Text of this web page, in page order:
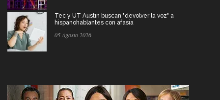
Tec y UT Austin buscan "devolver la voz" a
hispanohablantes con afasia
05 Agosto 2026